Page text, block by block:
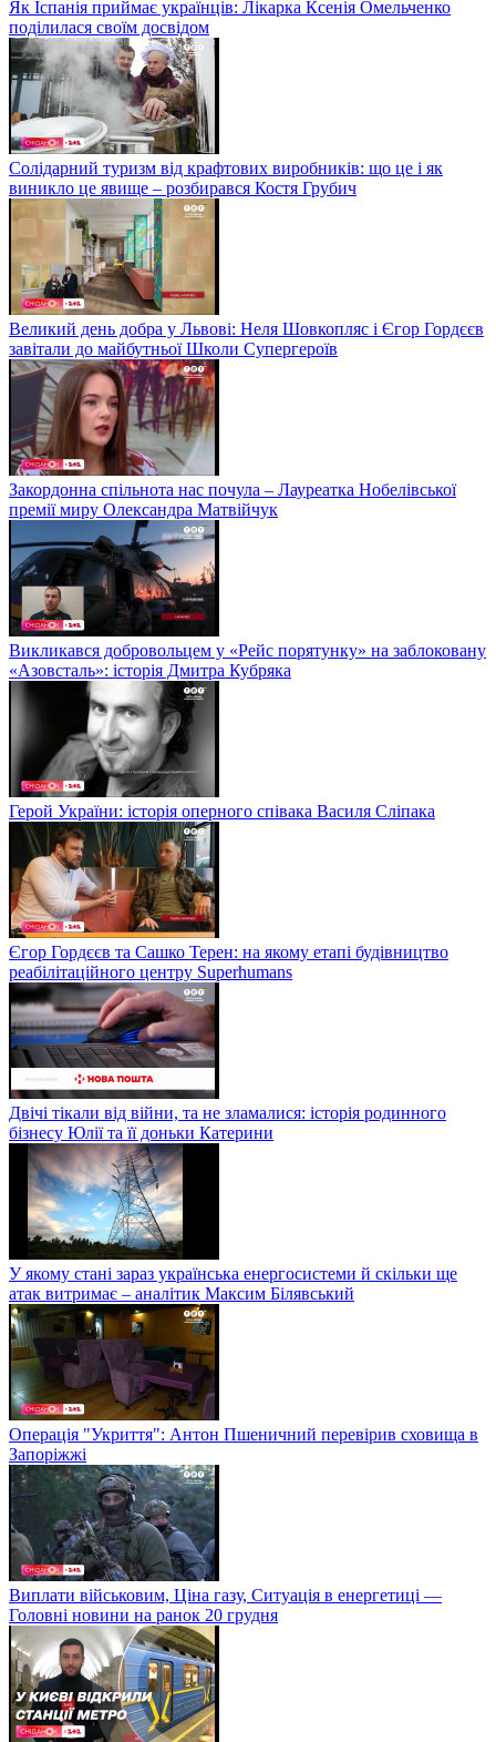
Як Іспанія приймає українців: Лікарка Ксенія Омельченко
поділилася своїм досвідом
Солідарний туризм від крафтових виробників: що це і як
виникло це явище – розбирався Костя Грубич
Великий день добра у Львові: Неля Шовкопляс і Єгор Гордєєв
завітали до майбутньої Школи Супергероїв
Закордонна спільнота нас почула – Лауреатка Нобелівської
премії миру Олександра Матвійчук
Викликався добровольцем у «Рейс порятунку» на заблоковану
«Азовсталь»: історія Дмитра Кубряка
Герой України: історія оперного співака Василя Сліпака
Єгор Гордєєв та Сашко Терен: на якому етапі будівництво
реабілітаційного центру Superhumans
Двічі тікали від війни, та не зламалися: історія родинного
бізнесу Юлії та її доньки Катерини
У якому стані зараз українська енергосистеми й скільки ще
атак витримає – аналітик Максим Білявський
Операція "Укриття": Антон Пшеничний перевірив сховища в
Запоріжжі
Виплати військовим, Ціна газу, Ситуація в енергетиці —
Головні новини на ранок 20 грудня